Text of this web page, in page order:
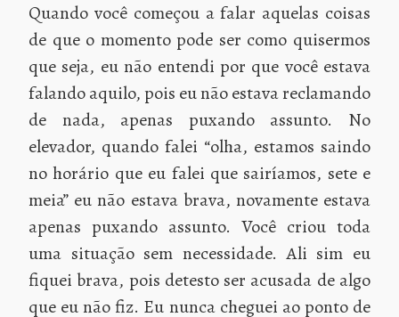
Quando você começou a falar aquelas coisas
de que o momento pode ser como quisermos
que seja, eu não entendi por que você estava
falando aquilo, pois eu não estava reclamando
de nada, apenas puxando assunto. No
elevador, quando falei “olha, estamos saindo
no horário que eu falei que sairíamos, sete e
meia” eu não estava brava, novamente estava
apenas puxando assunto. Você criou toda
uma situação sem necessidade. Ali sim eu
fiquei brava, pois detesto ser acusada de algo
que eu não fiz. Eu nunca cheguei ao ponto de